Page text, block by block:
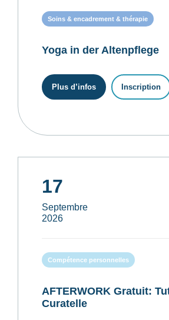
Soins & encadrement & thérapie
Yoga in der Altenpflege
Plus d’infos Inscription
17
Septembre
2026
Compétence personnelles
AFTERWORK Gratuit:
Curatelle